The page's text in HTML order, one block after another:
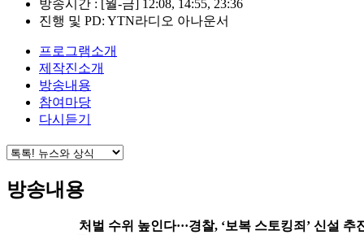
방송시간 : [월-금] 12:08, 14:55, 23:36
진행 및 PD: YTN라디오 아나운서
프로그램소개
제작진소개
방송내용
참여마당
다시듣기
방송내용
처벌 수위 높인다···경찰, ‘보복 스토킹죄’ 신설 추